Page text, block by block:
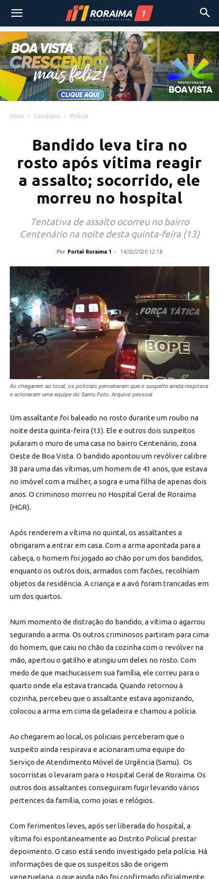
Início Cotidiano Polícia
Bandido leva tira no
rosto após vítima reagir
a assalto; socorrido, ele
morreu no hospital
Tentativa de assalto ocorreu no bairro
Centenário na noite desta quinta-feira (13)
Por Portal Roraima 1 - 14/02/2020 12:18
Ao chegarem ao local, os policiais perceberam que o suspeito ainda respirava
e acionaram uma equipe do Samu Foto: Arquivo pessoal
Um assaltante foi baleado no rosto durante um roubo na
noite desta quinta-feira (13). Ele e outros dois suspeitos
pularam o muro de uma casa no bairro Centenário, zona
Oeste de Boa Vista. O bandido apontou um revólver calibre
38 para uma das vítimas, um homem de 41 anos, que estava
no imóvel com a mulher, a sogra e uma filha de apenas dois
anos. O criminoso morreu no Hospital Geral de Roraima
(HGR).
Após renderem a vítima no quintal, os assaltantes a
obrigaram a entrar em casa. Com a arma apontada para a
cabeça, o homem foi jogado ao chão por um dos bandidos,
enquanto os outros dois, armados com facões, recolhiam
objetos da residência. A criança e a avó foram trancadas em
um dos quartos.
Num momento de distração do bandido, a vítima o agarrou
segurando a arma. Os outros criminosos partiram para cima
do homem, que caiu no chão da cozinha com o revólver na
mão, apertou o gatilho e atingiu um deles no rosto. Com
medo de que machucassem sua família, ele correu para o
quarto onde ela estava trancada. Quando retornou à
cozinha, percebeu que o assaltante estava agonizando,
colocou a arma em cima da geladeira e chamou a polícia.
Ao chegarem ao local, os policiais perceberam que o
suspeito ainda respirava e acionaram uma equipe do
Serviço de Atendimento Móvel de Urgência (Samu). Os
socorristas o levaram para o Hospital Geral de Roraima. Os
outros dois assaltantes conseguiram fugir levando vários
pertences da família, como joias e relógios.
Com ferimentos leves, após ser liberada do hospital, a
vítima foi espontaneamente ao Distrito Policial prestar
depoimento. O caso está sendo investigado pela polícia. Há
informações de que os suspeitos são de origem
venezuelana, o que ainda não foi confirmado oficialmente.